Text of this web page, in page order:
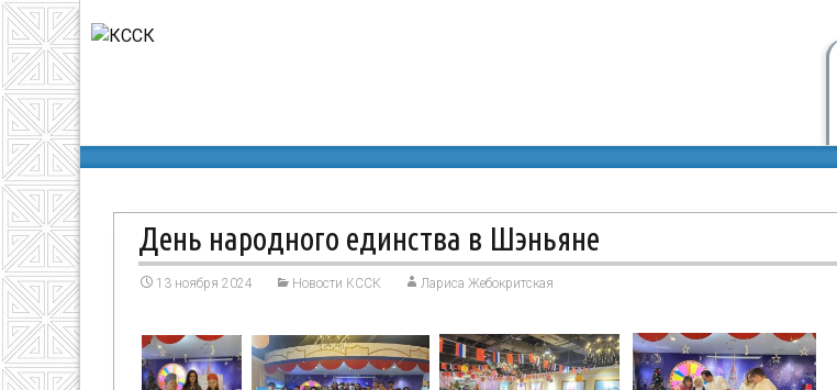
День народного единства в Шэньяне
13 ноября 2024 Новости КССК Лариса Жебокритская